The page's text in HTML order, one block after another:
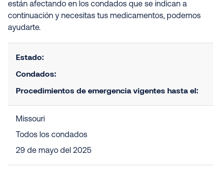
están afectando en los condados que se indican a
continuación y necesitas tus medicamentos, podemos
ayudarte.
Estado:
Condados:
Procedimientos de emergencia vigentes hasta el:
Missouri
Todos los condados
29 de mayo del 2025